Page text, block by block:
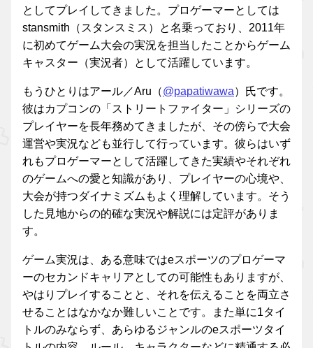
としてプレイしてきました。プロゲーマーとしては
stansmith（スタンスミス）と名乗っており、2011年
に初めてゲーム大会の実況を担当したことからゲーム
キャスター（実況者）として活躍しています。
もうひとりはアール／Aru（@papatiwawa）氏です。
彼はカプコンの「ストリートファイター」シリーズの
プレイヤーを長年務めてきましたが、その傍らで大会
運営や実況なども並行して行っています。彼らはいず
れもプロゲーマーとして活躍してきた実績やそれぞれ
のゲームへの愛と知識があり、プレイヤーの心境や、
大会が持つダイナミズムもよく理解しています。そう
した見地からの的確な実況や解説には定評がありま
す。
ゲーム実況は、ある意味ではeスポーツのプロゲーマ
ーのセカンドキャリアとしての可能性もありますが、
やはりプレイすることと、それを伝えることを両立さ
せることはなかなか難しいことです。また単に1タイ
トルのみならず、あらゆるジャンルのeスポーツタイ